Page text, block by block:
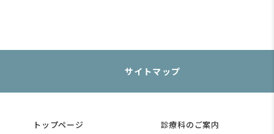
サイトマップ
トップページ
診療科のご案内